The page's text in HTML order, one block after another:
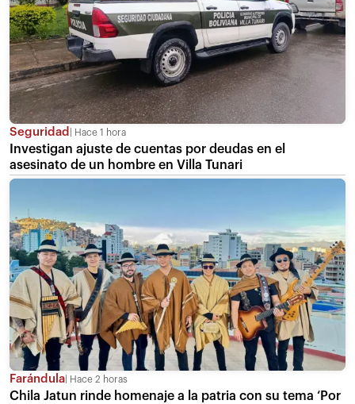
Seguridad Hace 1 hora
Investigan ajuste de cuentas por deudas en el
asesinato de un hombre en Villa Tunari
Farándula Hace 2 horas
Chila Jatun rinde homenaje a la patria con su tema ‘Por